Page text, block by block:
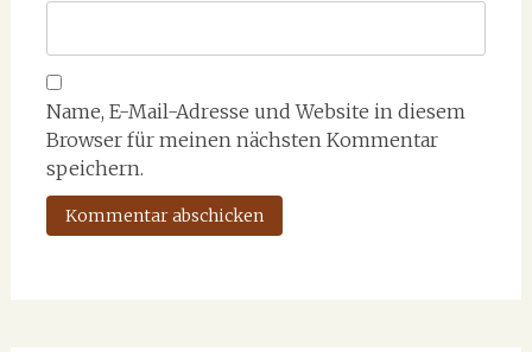
Name, E-Mail-Adresse und Website in diesem
Browser für meinen nächsten Kommentar
speichern.